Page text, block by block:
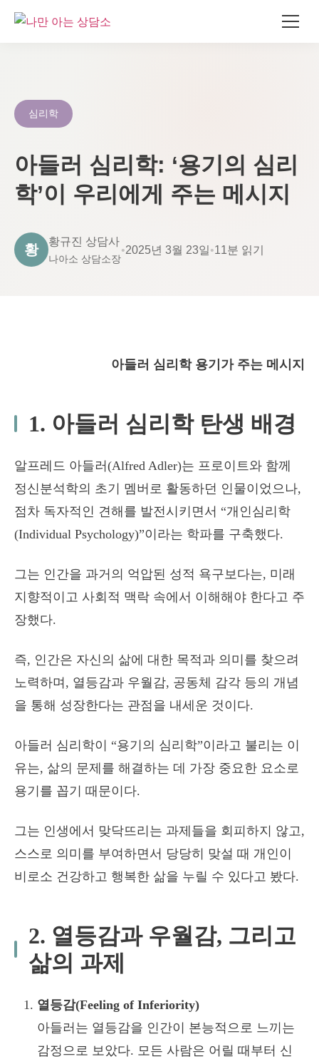
심리학
아들러 심리학: ‘용기의 심리
학’이 우리에게 주는 메시지
황
황규진 상담사
나아소 상담소장
•2025년 3월 23일•11분 읽기
아들러 심리학 용기가 주는 메시지
1. 아들러 심리학 탄생 배경
알프레드 아들러(Alfred Adler)는 프로이트와 함께
정신분석학의 초기 멤버로 활동하던 인물이었으나,
점차 독자적인 견해를 발전시키면서 “개인심리학
(Individual Psychology)”이라는 학파를 구축했다.
그는 인간을 과거의 억압된 성적 욕구보다는, 미래
지향적이고 사회적 맥락 속에서 이해해야 한다고 주
장했다.
즉, 인간은 자신의 삶에 대한 목적과 의미를 찾으려
노력하며, 열등감과 우월감, 공동체 감각 등의 개념
을 통해 성장한다는 관점을 내세운 것이다.
아들러 심리학이 “용기의 심리학”이라고 불리는 이
유는, 삶의 문제를 해결하는 데 가장 중요한 요소로
용기를 꼽기 때문이다.
그는 인생에서 맞닥뜨리는 과제들을 회피하지 않고,
스스로 의미를 부여하면서 당당히 맞설 때 개인이
비로소 건강하고 행복한 삶을 누릴 수 있다고 봤다.
2. 열등감과 우월감, 그리고
삶의 과제
열등감(Feeling of Inferiority)
아들러는 열등감을 인간이 본능적으로 느끼는
감정으로 보았다. 모든 사람은 어릴 때부터 신